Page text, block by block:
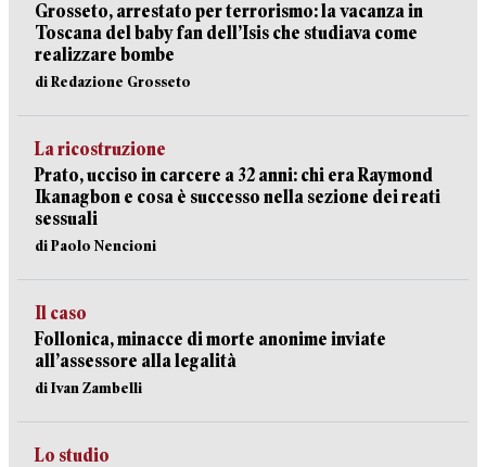
Grosseto, arrestato per terrorismo: la vacanza in
Toscana del baby fan dell’Isis che studiava come
realizzare bombe
di Redazione Grosseto
La ricostruzione
Prato, ucciso in carcere a 32 anni: chi era Raymond
Ikanagbon e cosa è successo nella sezione dei reati
sessuali
di Paolo Nencioni
Il caso
Follonica, minacce di morte anonime inviate
all’assessore alla legalità
di Ivan Zambelli
Lo studio